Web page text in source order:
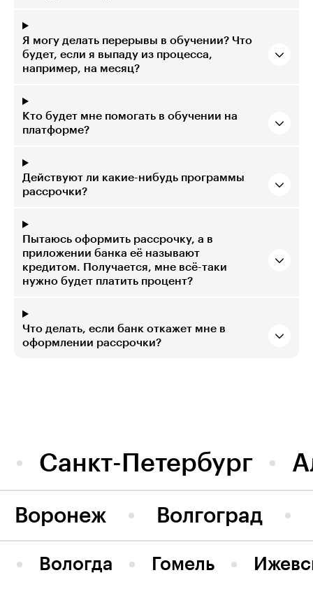
Я могу делать перерывы в обучении? Что
будет, если я выпаду из процесса,
например, на месяц?
Кто будет мне помогать в обучении на
платформе?
Действуют ли какие-нибудь программы
рассрочки?
Пытаюсь оформить рассрочку, а в
приложении банка её называют
кредитом. Получается, мне всё-таки
нужно будет платить процент?
Что делать, если банк откажет мне в
оформлении рассрочки?
Санкт-Петербург
Волгоград
Воронеж
Вологда Гомель